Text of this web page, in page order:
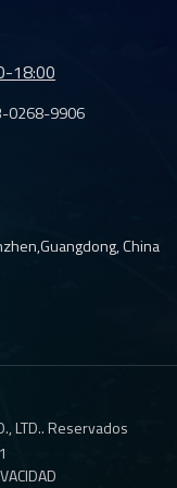
3D,
Permiten la
la distancia con
lente de visión
de
Lente de distancia
un campo de visión
ayudan a reducir
es
espacio de trabajo,
es uno de los
Lente de baja
las líneas rectas
precisas. Esto es
de
18:00
0268-9906
China
LTD.. Reservados